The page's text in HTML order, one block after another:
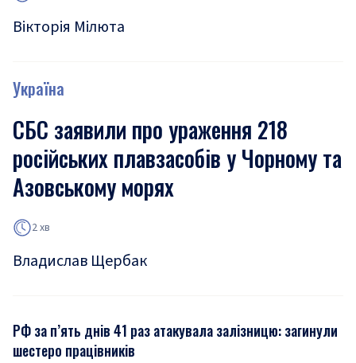
Вікторія Мілюта
Україна
СБС заявили про ураження 218
російських плавзасобів у Чорному та
Азовському морях
2 хв
Владислав Щербак
РФ за п’ять днів 41 раз атакувала залізницю: загинули
шестеро працівників